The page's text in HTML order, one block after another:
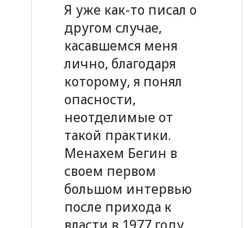
Я уже как-то писал о
другом случае,
касавшемся меня
лично, благодаря
которому, я понял
опасности,
неотделимые от
такой практики.
Менахем Бегин в
своем первом
большом интервью
после прихода к